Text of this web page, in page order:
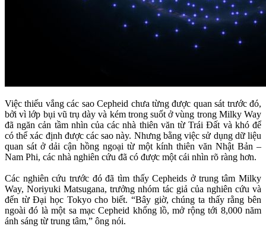
Việc thiếu vắng các sao Cepheid chưa từng được quan sát trước đó,
bởi vì lớp bụi vũ trụ dày và kém trong suốt ở vùng trong Milky Way
đã ngăn cản tầm nhìn của các nhà thiên văn từ Trái Đất và khó để
có thể xác định được các sao này. Nhưng bằng việc sử dụng dữ liệu
quan sát ở dải cận hồng ngoại từ một kính thiên văn Nhật Bản –
Nam Phi, các nhà nghiên cứu đã có được một cái nhìn rõ ràng hơn.
Các nghiên cứu trước đó đã tìm thấy Cepheids ở trung tâm Milky
Way, Noriyuki Matsugana, trưởng nhóm tác giả của nghiên cứu và
đến từ Đại học Tokyo cho biết. “Bây giờ, chúng ta thấy rằng bên
ngoài đó là một sa mạc Cepheid khổng lồ, mở rộng tới 8,000 năm
ánh sáng từ trung tâm,” ông nói.